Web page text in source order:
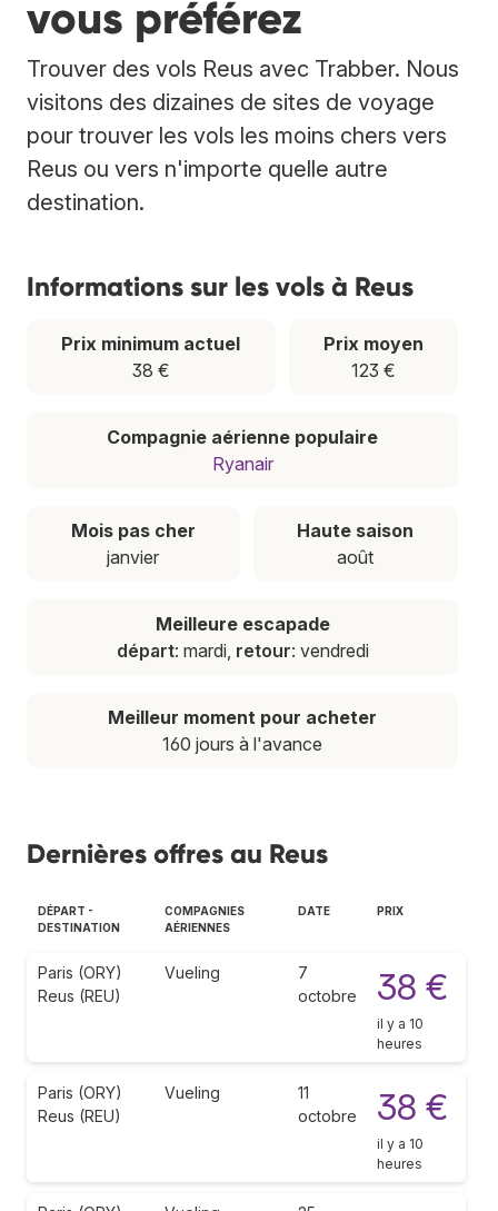
vous préférez
Trouver des vols Reus avec Trabber. Nous
visitons des dizaines de sites de voyage
pour trouver les vols les moins chers vers
Reus ou vers n'importe quelle autre
destination.
Informations sur les vols à Reus
Prix minimum actuel
38 €
Prix moyen
123 €
Compagnie aérienne populaire
Ryanair
Mois pas cher
janvier
Haute saison
août
Meilleure escapade
départ: mardi, retour: vendredi
Meilleur moment pour acheter
160 jours à l'avance
Dernières offres au Reus
DÉPART -
DESTINATION
COMPAGNIES
AÉRIENNES
DATE PRIX
Paris (ORY)
Reus (REU)
Vueling
7
octobre
38 €
il y a 10
heures
Paris (ORY)
Reus (REU)
Vueling
11
octobre
38 €
il y a 10
heures